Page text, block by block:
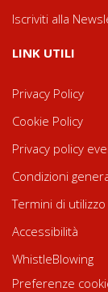
Iscriviti alla
LINK UTILI
Privacy Policy
Cookie Policy
Privacy policy
Condizioni
Termini di
Accessibilità
WhistleBlowing
Preferenze